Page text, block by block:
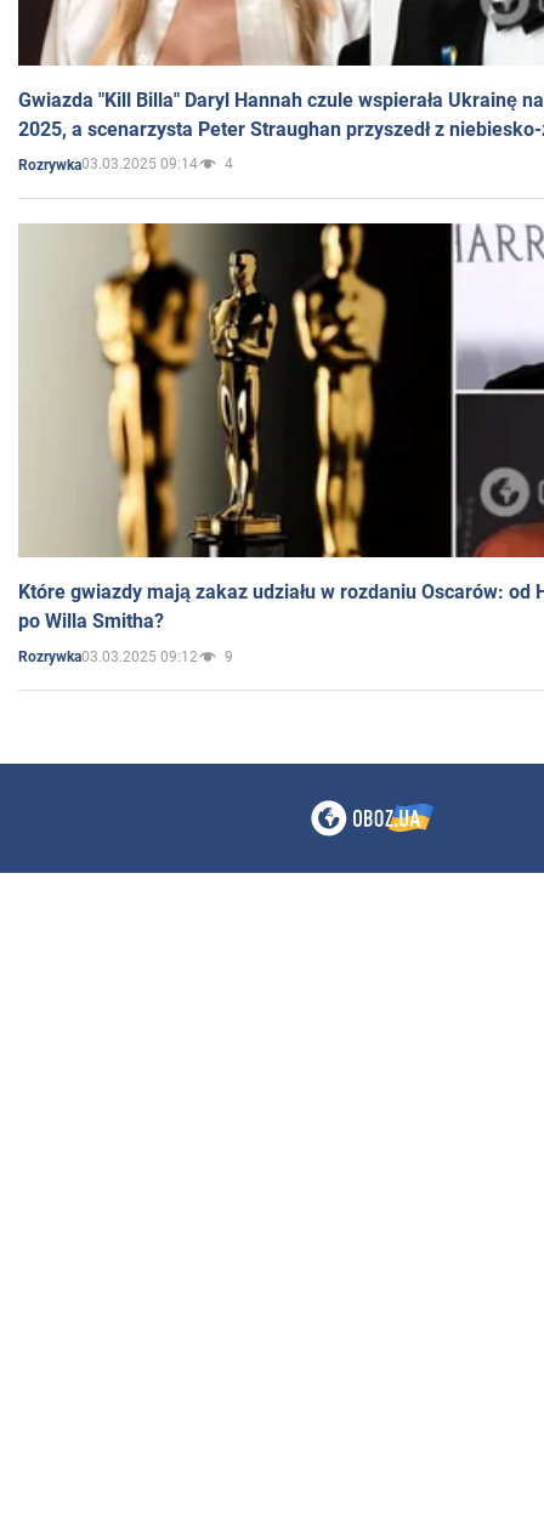
Gwiazda "Kill Billa" Daryl Hannah czule wspierała Ukrainę
2025, a scenarzysta Peter Straughan przyszedł z
Rozrywka03.03.2025 09:14 4
Które gwiazdy mają zakaz udziału w rozdaniu Oscarów: od
po Willa Smitha?
Rozrywka03.03.2025 09:12 9